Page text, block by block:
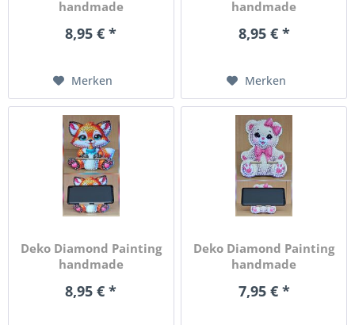
handmade
8,95 € *
Merken
handmade
8,95 € *
Merken
Deko Diamond Painting
handmade
8,95 € *
Deko Diamond Painting
handmade
7,95 € *